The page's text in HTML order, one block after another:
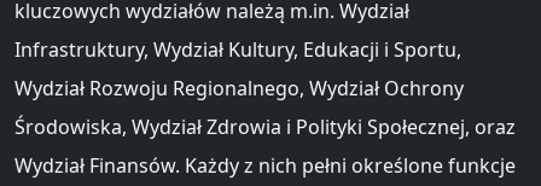
kluczowych wydziałów należą m.in. Wydział
Infrastruktury, Wydział Kultury, Edukacji i Sportu,
Wydział Rozwoju Regionalnego, Wydział Ochrony
Środowiska, Wydział Zdrowia i Polityki Społecznej, oraz
Wydział Finansów. Każdy z nich pełni określone funkcje